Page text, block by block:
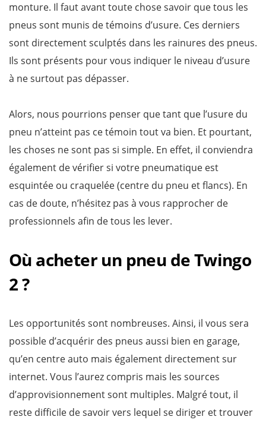
monture. Il faut avant toute chose savoir que tous les
pneus sont munis de témoins d’usure. Ces derniers
sont directement sculptés dans les rainures des pneus.
Ils sont présents pour vous indiquer le niveau d’usure
à ne surtout pas dépasser.
Alors, nous pourrions penser que tant que l’usure du
pneu n’atteint pas ce témoin tout va bien. Et pourtant,
les choses ne sont pas si simple. En effet, il conviendra
également de vérifier si votre pneumatique est
esquintée ou craquelée (centre du pneu et flancs). En
cas de doute, n’hésitez pas à vous rapprocher de
professionnels afin de tous les lever.
Où acheter un pneu de Twingo
2 ?
Les opportunités sont nombreuses. Ainsi, il vous sera
possible d’acquérir des pneus aussi bien en garage,
qu’en centre auto mais également directement sur
internet. Vous l’aurez compris mais les sources
d’approvisionnement sont multiples. Malgré tout, il
reste difficile de savoir vers lequel se diriger et trouver